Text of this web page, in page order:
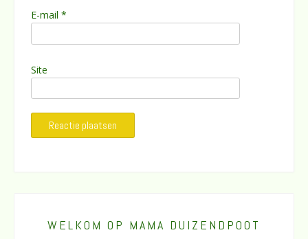
E-mail *
Site
WELKOM OP MAMA DUIZENDPOOT